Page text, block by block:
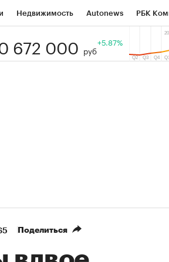
Недвижимость Autonews РБК
Тренды
672 000 руб
+5.87%
Поделиться